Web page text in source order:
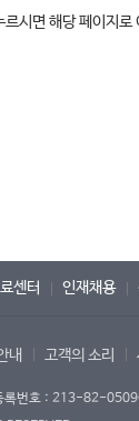
르시면 해당 페이지
센터 인재채용
내 고객의 소리
록번호 : 213-82-